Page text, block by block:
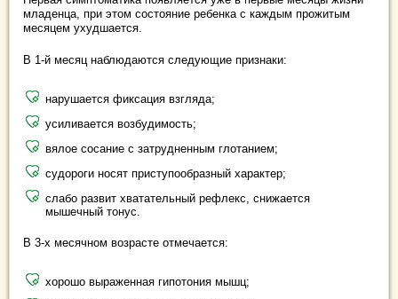
младенца, при этом состояние ребенка с каждым прожитым
месяцем ухудшается.
В 1-й месяц наблюдаются следующие признаки:
нарушается фиксация взгляда;
усиливается возбудимость;
вялое сосание с затрудненным глотанием;
судороги носят приступообразный характер;
слабо развит хватательный рефлекс, снижается
мышечный тонус.
В 3-х месячном возрасте отмечается:
хорошо выраженная гипотония мышц;